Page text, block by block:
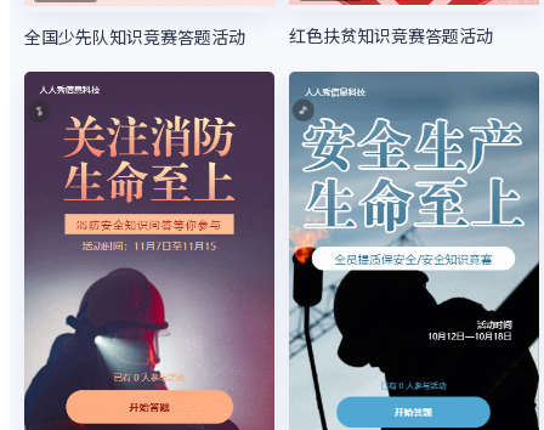
全国少先队知识竞赛答题活动 红色扶贫知识竞赛答题活动